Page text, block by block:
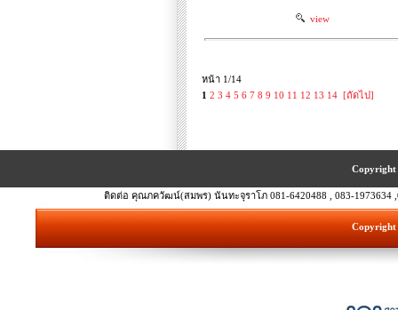
view
หน้า 1/14
1 2 3 4 5 6 7 8 9 10 11 12 13 14 [ถัดไป]
Copyright
ติดต่อ คุณภควัฒน์(สมพร) นันทะจุราโภ 081-6420488 , 083-1973634
Copyright